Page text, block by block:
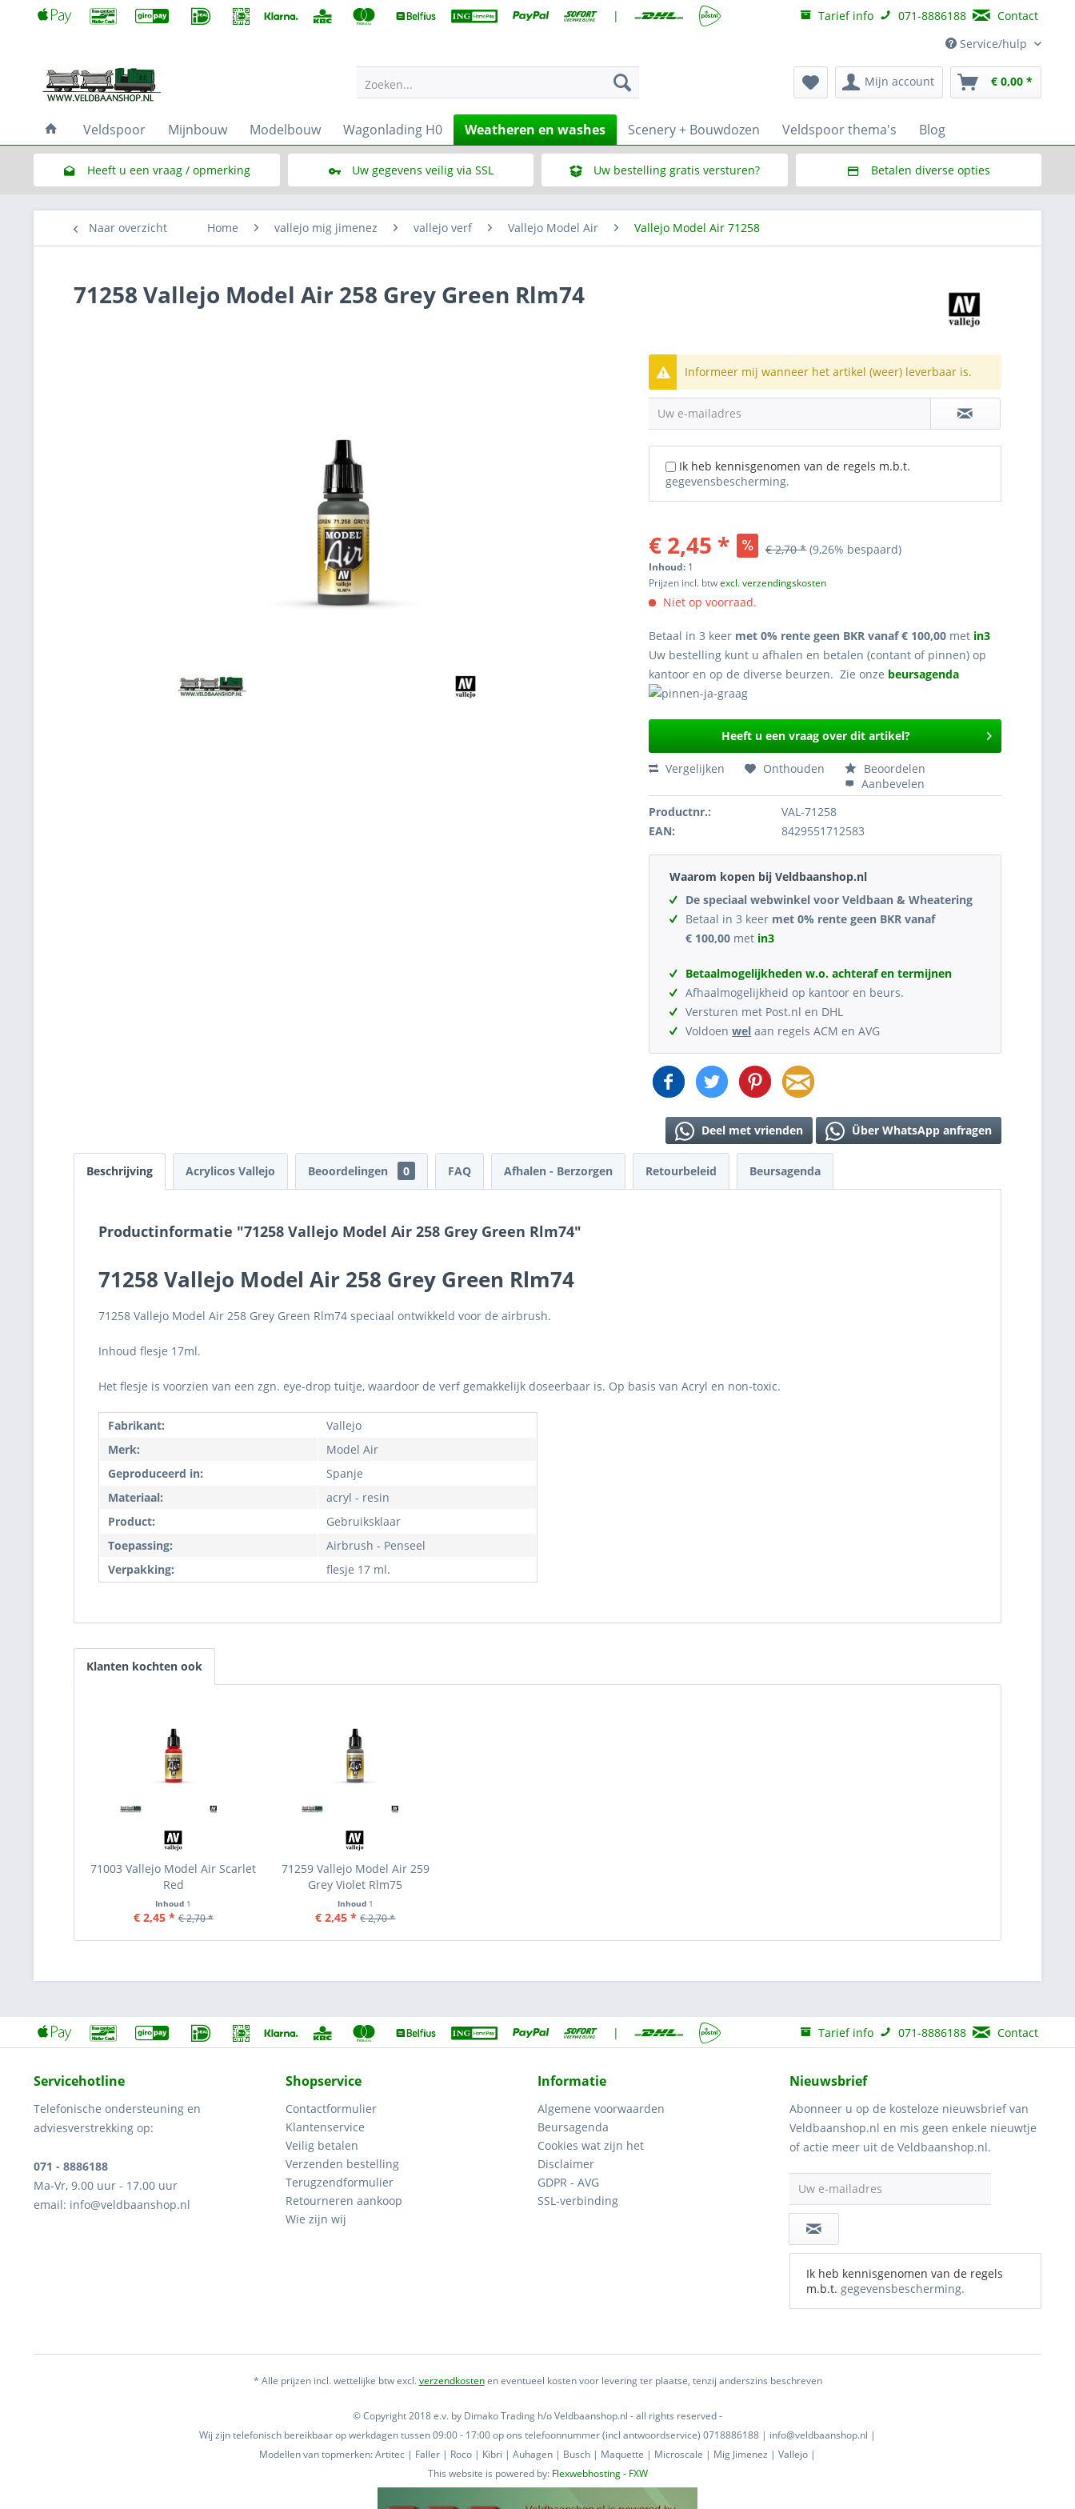
| Tarief info 071-8886188
Contact
Service/hulp
Zoeken... Mijn account € 0,00 *
Veldspoor Mijnbouw Modelbouw Wagonlading H0 Weatheren en washes Scenery + Bouwdozen Veldspoor thema's Blog
Heeft u een vraag / opmerking Uw gegevens veilig via SSL Uw bestelling gratis versturen? Betalen diverse opties
Naar overzicht
Home vallejo mig jimenez vallejo verf Vallejo Model Air Vallejo Model Air 71258
71258 Vallejo Model Air 258 Grey Green Rlm74
Informeer mij wanneer het artikel (weer) leverbaar is.
Uw e-mailadres
Ik heb kennisgenomen van de regels m.b.t.
gegevensbescherming.
€ 2,45 * € 2,70 * (9,26% bespaard)
Inhoud: 1
Prijzen incl. btwexcl. verzendingskosten
Niet op voorraad.
Betaal in 3 keer met 0% rente geen BKR vanaf € 100,00 met in3
Uw bestelling kunt u afhalen en betalen (contant of pinnen) op
kantoor en op de diverse beurzen. Zie onze beursagenda
Heeft u een vraag over dit artikel?
Vergelijken Onthouden
Beoordelen
Aanbevelen
Productnr.:
VAL-71258
EAN:
8429551712583
Waarom kopen bij Veldbaanshop.nl
De speciaal webwinkel voor Veldbaan & Wheatering
Betaal in 3 keer met 0% rente geen BKR vanaf
€ 100,00 met in3
Betaalmogelijkheden w.o. achteraf en termijnen
Afhaalmogelijkheid op kantoor en beurs.
Versturen met Post.nl en DHL
Voldoenwel aan regels ACM en AVG
Deel met vrienden Über WhatsApp anfragen
Beschrijving Acrylicos Vallejo Beoordelingen 0 FAQ Afhalen - Berzorgen Retourbeleid Beursagenda
Productinformatie "71258 Vallejo Model Air 258 Grey Green Rlm74"
71258 Vallejo Model Air 258 Grey Green Rlm74
71258 Vallejo Model Air 258 Grey Green Rlm74 speciaal ontwikkeld voor de airbrush.
Inhoud flesje 17ml.
Het flesje is voorzien van een zgn. eye-drop tuitje, waardoor de verf gemakkelijk doseerbaar is. Op basis van Acryl en non-toxic.
Fabrikant:
Vallejo
Merk:
Model Air
Geproduceerd in:
Spanje
Materiaal:
acryl - resin
Product:
Gebruiksklaar
Toepassing:
Airbrush - Penseel
Verpakking:
flesje 17 ml.
Klanten kochten ook
71003 Vallejo Model Air Scarlet
Red
Inhoud 1
€ 2,45 * € 2,70 *
71259 Vallejo Model Air 259
Grey Violet Rlm75
Inhoud 1
€ 2,45 * € 2,70 *
| Tarief info 071-8886188 Contact
Servicehotline
Telefonische ondersteuning en
adviesverstrekking op:
071 - 8886188
Ma-Vr, 9.00 uur - 17.00 uur
email: info@veldbaanshop.nl
Shopservice
Contactformulier
Klantenservice
Veilig betalen
Verzenden bestelling
Terugzendformulier
Retourneren aankoop
Wie zijn wij
Informatie
Algemene voorwaarden
Beursagenda
Cookies wat zijn het
Disclaimer
GDPR - AVG
SSL-verbinding
Nieuwsbrief
Abonneer u op de kosteloze nieuwsbrief van
Veldbaanshop.nl en mis geen enkele nieuwtje
of actie meer uit de Veldbaanshop.nl.
Uw e-mailadres
Ik heb kennisgenomen van de regels
m.b.t. gegevensbescherming.
* Alle prijzen incl. wettelijke btw excl.verzendkostenen eventueel kosten voor levering ter plaatse, tenzij anderszins beschreven
© Copyright 2018 e.v. by Dimako Trading h/o Veldbaanshop.nl - all rights reserved -
Wij zijn telefonisch bereikbaar op werkdagen tussen 09:00 - 17:00 op ons telefoonnummer (incl antwoordservice) 0718886188 | info@veldbaanshop.nl |
Modellen van topmerken: Artitec | Faller | Roco | Kibri | Auhagen | Busch | Maquette | Microscale | Mig Jimenez | Vallejo |
This website is powered by: Flexwebhosting - FXW